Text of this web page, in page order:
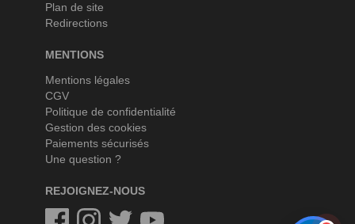
Plan de site
Redirections
MENTIONS
Mentions légales
CGV
Politique de confidentialité
Gestion des cookies
Paiements sécurisés
Une question ?
REJOIGNEZ-NOUS
FacebookInstagramTwitterTwitter